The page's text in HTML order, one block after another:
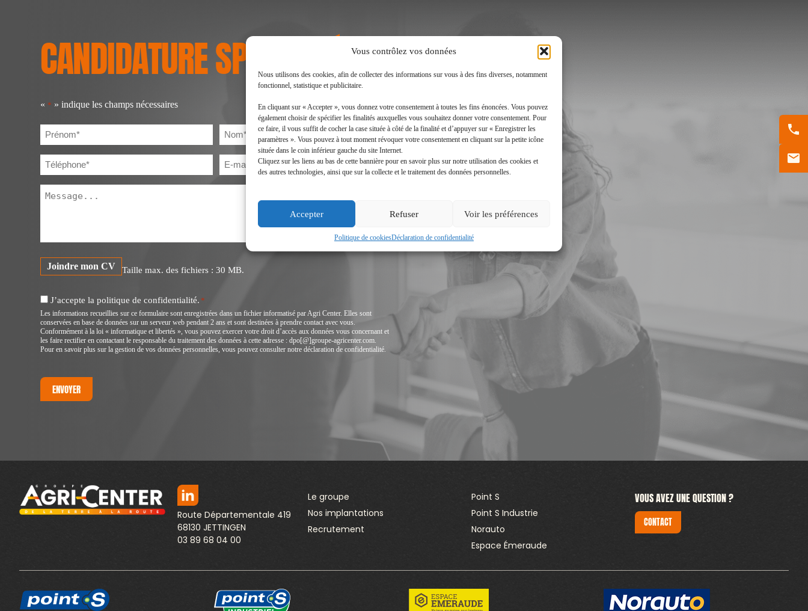
Vous contrôlez vos données
Nous utilisons des cookies, afin de collecter des informations sur vous à des fins diverses, notamment
fonctionnel, statistique et publicitaire.
En cliquant sur « Accepter », vous donnez votre consentement à toutes les fins énoncées. Vous pouvez
également choisir de spécifier les finalités auxquelles vous souhaitez donner votre consentement. Pour
ce faire, il vous suffit de cocher la case située à côté de la finalité et d’appuyer sur « Enregistrer les
paramètres ». Vous pouvez à tout moment révoquer votre consentement en cliquant sur la petite icône
située dans le coin inférieur gauche du site Internet.
Cliquez sur les liens au bas de cette bannière pour en savoir plus sur notre utilisation des cookies et
des autres technologies, ainsi que sur la collecte et le traitement des données personnelles.
Accepter Refuser Voir les préférences
Politique de cookiesDéclaration de confidentialité
CANDIDATURE SPONTANÉE
« * » indique les champs nécessaires
Prénom
*
Nom
*
Téléphone
E-
mail
*
Joindre mon CV Taille max. des fichiers : 30 MB.
RGPD
*
J’accepte la politique de confidentialité. *
Les informations recueillies sur ce formulaire sont enregistrées dans un fichier informatisé par Agri Center. Elles sont
conservées en base de données sur un serveur web pendant 2 ans et sont destinées à prendre contact avec vous.
Conformément à la loi « informatique et libertés », vous pouvez exercer votre droit d’accès aux données vous concernant et
les faire rectifier en contactant le responsable du traitement des données à cette adresse : dpo[@]groupe-agricenter.com.
Pour en savoir plus sur la gestion de vos données personnelles, vous pouvez consulter notre déclaration de confidentialité.
Route Départementale 419
68130 JETTINGEN
03 89 68 04 00
Le groupe
Nos implantations
Recrutement
Point S
Point S Industrie
Norauto
Espace Émeraude
VOUS AVEZ UNE QUESTION ?
CONTACT